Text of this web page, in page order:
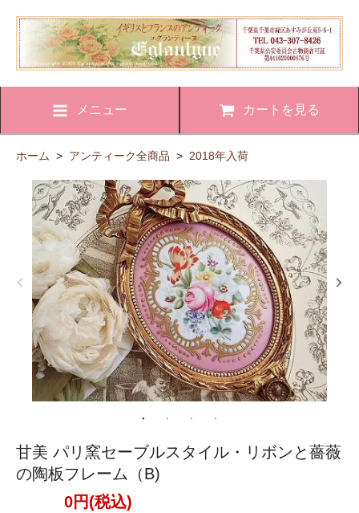
メニュー カートを見る
ホーム > アンティーク全商品 > 2018年入荷
甘美 パリ窯セーブルスタイル・リボンと薔薇
の陶板フレーム（B)
0円(税込)